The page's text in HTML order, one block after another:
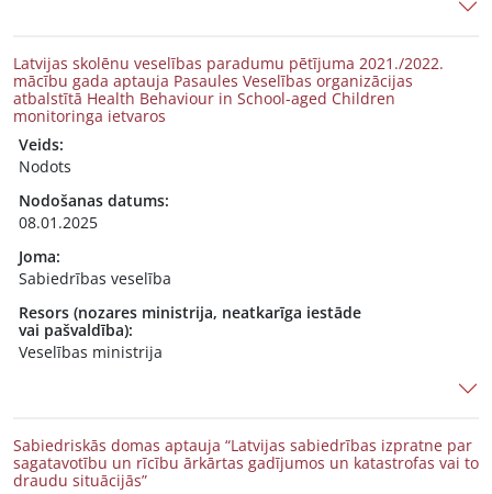
Latvijas skolēnu veselības paradumu pētījuma 2021./2022.
mācību gada aptauja Pasaules Veselības organizācijas
atbalstītā Health Behaviour in School-aged Children
monitoringa ietvaros
Veids:
Nodots
Nodošanas datums:
08.01.2025
Joma:
Sabiedrības veselība
Resors (nozares ministrija, neatkarīga iestāde
vai pašvaldība):
Veselības ministrija
Sabiedriskās domas aptauja “Latvijas sabiedrības izpratne par
sagatavotību un rīcību ārkārtas gadījumos un katastrofas vai to
draudu situācijās”